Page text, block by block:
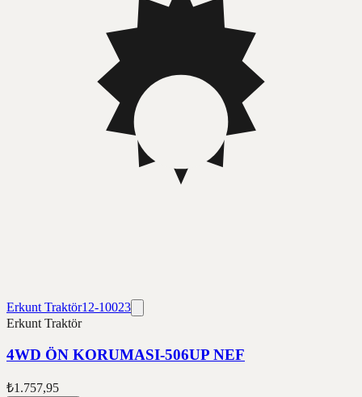
Erkunt Traktör12-10023
Erkunt Traktör
4WD ÖN KORUMASI-506UP NEF
₺1.757,95